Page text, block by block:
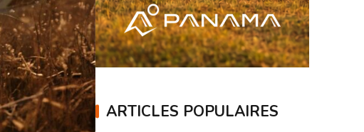
ARTICLES POPULAIRES